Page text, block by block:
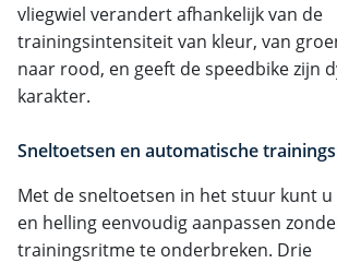
vliegwiel verandert afhankelijk van de
trainingsintensiteit van kleur, van
naar rood, en geeft de speedbike zijn
karakter.
Sneltoetsen en automatische
Met de sneltoetsen in het stuur kunt
en helling eenvoudig aanpassen
trainingsritme te onderbreken. Drie